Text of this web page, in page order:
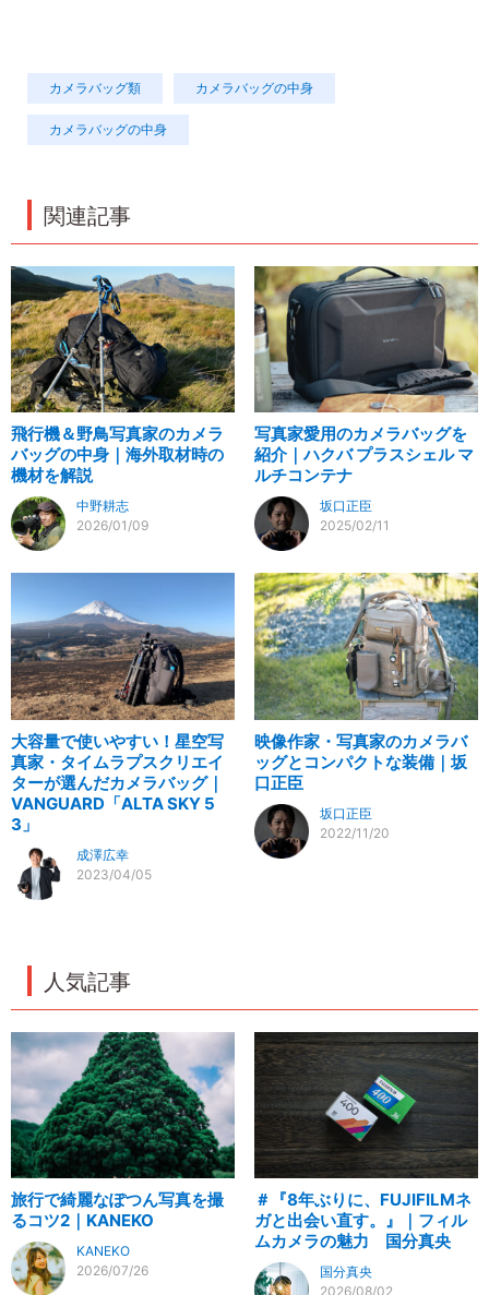
カメラバッグ類 カメラバッグの中身
カメラバッグの中身
関連記事
飛行機＆野鳥写真家のカメラ
バッグの中身｜海外取材時の
機材を解説
中野耕志
2026/01/09
写真家愛用のカメラバッグを
紹介｜ハクバ プラスシェル マ
ルチコンテナ
坂口正臣
2025/02/11
大容量で使いやすい！星空写
真家・タイムラプスクリエイ
ターが選んだカメラバッグ｜
VANGUARD「ALTA SKY 5
3」
成澤広幸
2023/04/05
映像作家・写真家のカメラバ
ッグとコンパクトな装備｜坂
口正臣
坂口正臣
2022/11/20
人気記事
旅行で綺麗なぽつん写真を撮
るコツ2｜KANEKO
KANEKO
2026/07/26
＃『8年ぶりに、FUJIFILMネ
ガと出会い直す。』｜フィル
ムカメラの魅力 国分真央
国分真央
2026/08/02